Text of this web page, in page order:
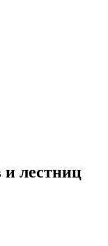
и лестниц